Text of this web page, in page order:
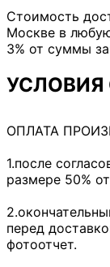
Стоимость
Москве в
3% от суммы
ОПЛАТА
1.после
размере 50%
перед
фотоотчет.